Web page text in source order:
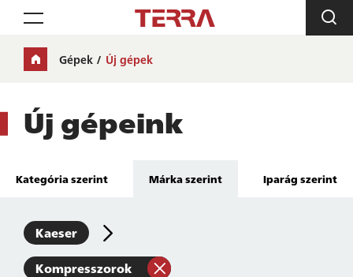
Toggle navigation
Gépek Új gépek
Új gépeink
Kategória szerint Márka szerint Iparág szerint
Kaeser
Kompresszorok